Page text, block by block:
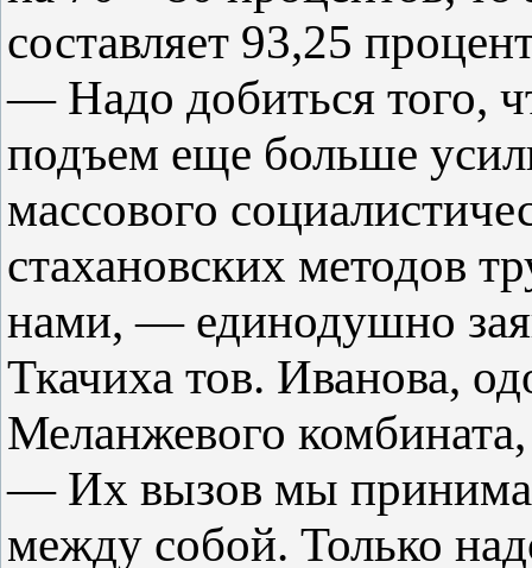
составляет 93,25
— Надо добиться того,
подъем еще больше
массового
стахановских методов
нами, — единодушно
Ткачиха тов. Иванова,
Меланжевого комбината,
— Их вызов мы
между собой. Только